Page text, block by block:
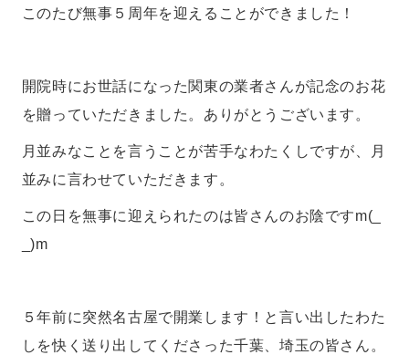
このたび無事５周年を迎えることができました！
開院時にお世話になった関東の業者さんが記念のお花
を贈っていただきました。ありがとうございます。
月並みなことを言うことが苦手なわたくしですが、月
並みに言わせていただきます。
この日を無事に迎えられたのは皆さんのお陰ですm(_
_)m
５年前に突然名古屋で開業します！と言い出したわた
しを快く送り出してくださった千葉、埼玉の皆さん。